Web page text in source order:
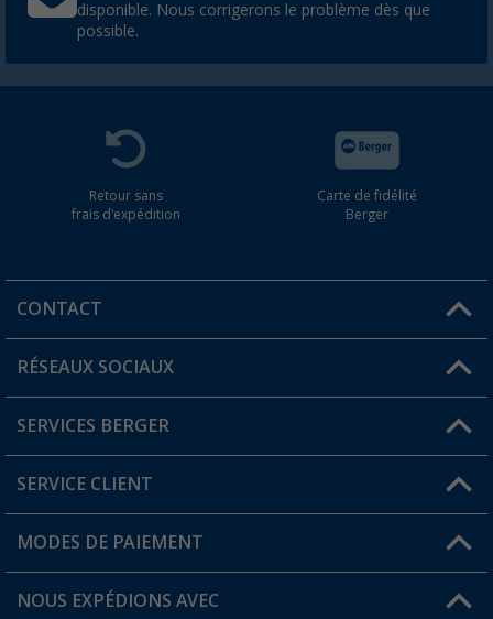
disponible. Nous corrigerons le problème dès que
possible.
Retour sans
frais d'expédition
Carte de fidélité
Berger
CONTACT
Une question ?
Trouver une magasin
RÉSEAUX SOCIAUX
SERVICES BERGER
Devenir revendeur
Mon compte
SERVICE CLIENT
FAQ et contact
Informations sur l'expédition
MODES DE PAIEMENT
NOUS EXPÉDIONS AVEC